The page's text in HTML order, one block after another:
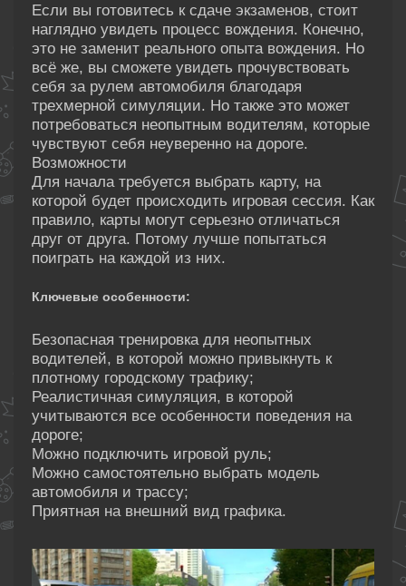
Если вы готовитесь к сдаче экзаменов, стоит
наглядно увидеть процесс вождения. Конечно,
это не заменит реального опыта вождения. Но
всё же, вы сможете увидеть прочувствовать
себя за рулем автомобиля благодаря
трехмерной симуляции. Но также это может
потребоваться неопытным водителям, которые
чувствуют себя неуверенно на дороге.
Возможности
Для начала требуется выбрать карту, на
которой будет происходить игровая сессия. Как
правило, карты могут серьезно отличаться
друг от друга. Потому лучше попытаться
поиграть на каждой из них.
Ключевые особенности:
Безопасная тренировка для неопытных
водителей, в которой можно привыкнуть к
плотному городскому трафику;
Реалистичная симуляция, в которой
учитываются все особенности поведения на
дороге;
Можно подключить игровой руль;
Можно самостоятельно выбрать модель
автомобиля и трассу;
Приятная на внешний вид графика.